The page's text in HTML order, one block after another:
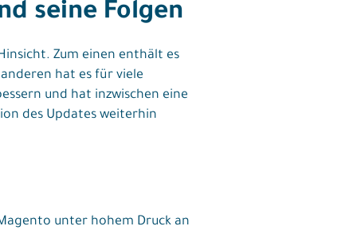
seine Folgen
Zum einen enthält es
hat es für viele
und hat inzwischen eine
des Updates weiterhin
unter hohem Druck an